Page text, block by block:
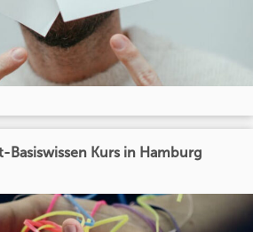
Basiswissen Kurs in Hamburg